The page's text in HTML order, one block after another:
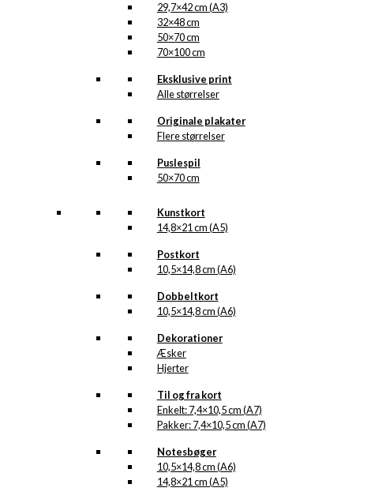
29,7×42 cm (A3)
32×48 cm
50×70 cm
70×100 cm
Eksklusive print
Alle størrelser
Originale plakater
Flere størrelser
Puslespil
50×70 cm
Kunstkort
14,8×21 cm (A5)
Postkort
10,5×14,8 cm (A6)
Dobbeltkort
10,5×14,8 cm (A6)
Dekorationer
Æsker
Hjerter
Til og fra kort
Enkelt: 7,4×10,5 cm (A7)
Pakker: 7,4×10,5 cm (A7)
Notesbøger
10,5×14,8 cm (A6)
14,8×21 cm (A5)